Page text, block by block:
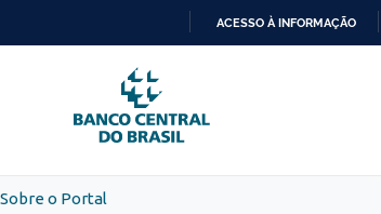
PARA
O
CONTEÚDO
ACESSO À INFORMAÇÃO
Sobre o Portal